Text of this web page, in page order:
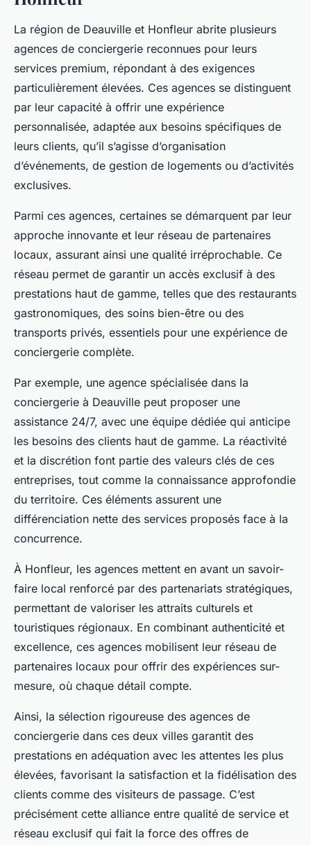
La région de Deauville et Honfleur abrite plusieurs
agences de conciergerie reconnues pour leurs
services premium, répondant à des exigences
particulièrement élevées. Ces agences se distinguent
par leur capacité à offrir une expérience
personnalisée, adaptée aux besoins spécifiques de
leurs clients, qu’il s’agisse d’organisation
d’événements, de gestion de logements ou d’activités
exclusives.
Parmi ces agences, certaines se démarquent par leur
approche innovante et leur réseau de partenaires
locaux, assurant ainsi une qualité irréprochable. Ce
réseau permet de garantir un accès exclusif à des
prestations haut de gamme, telles que des restaurants
gastronomiques, des soins bien-être ou des
transports privés, essentiels pour une expérience de
conciergerie complète.
Par exemple, une agence spécialisée dans la
conciergerie à Deauville peut proposer une
assistance 24/7, avec une équipe dédiée qui anticipe
les besoins des clients haut de gamme. La réactivité
et la discrétion font partie des valeurs clés de ces
entreprises, tout comme la connaissance approfondie
du territoire. Ces éléments assurent une
différenciation nette des services proposés face à la
concurrence.
À Honfleur, les agences mettent en avant un savoir-
faire local renforcé par des partenariats stratégiques,
permettant de valoriser les attraits culturels et
touristiques régionaux. En combinant authenticité et
excellence, ces agences mobilisent leur réseau de
partenaires locaux pour offrir des expériences sur-
mesure, où chaque détail compte.
Ainsi, la sélection rigoureuse des agences de
conciergerie dans ces deux villes garantit des
prestations en adéquation avec les attentes les plus
élevées, favorisant la satisfaction et la fidélisation des
clients comme des visiteurs de passage. C’est
précisément cette alliance entre qualité de service et
réseau exclusif qui fait la force des offres de